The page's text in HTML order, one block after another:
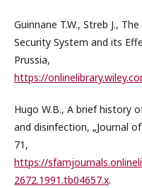
Guinnane T.W., Streb J.,
Security System and its
Prussia,
https://
Hugo W.B., A brief history
and disinfection, „Journal
71,
https://
2672.1991.tb04657.x.